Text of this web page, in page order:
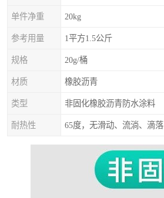
单件净重 20kg
参考用量 1平方1.5公斤
规格 20g/桶
材质 橡胶沥青
类型 非固化橡胶沥青防水涂料
耐热性 65度，无滑动、流淌、滴落